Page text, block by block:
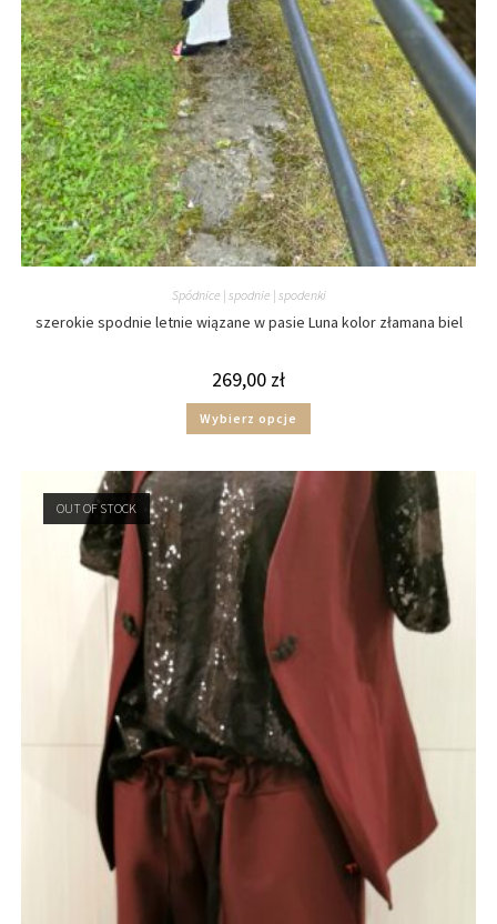
Spódnice | spodnie | spodenki
szerokie spodnie letnie wiązane w pasie Luna kolor złamana biel
269,00 zł
Wybierz opcje
OUT OF STOCK